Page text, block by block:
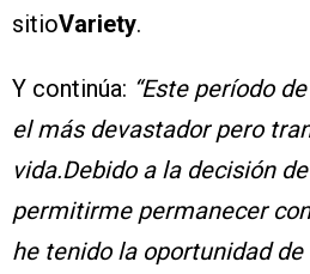
sitioVariety.
Y continúa: “Este período
el más devastador pero
vida.Debido a la decisión
permitirme permanecer
he tenido la oportunidad